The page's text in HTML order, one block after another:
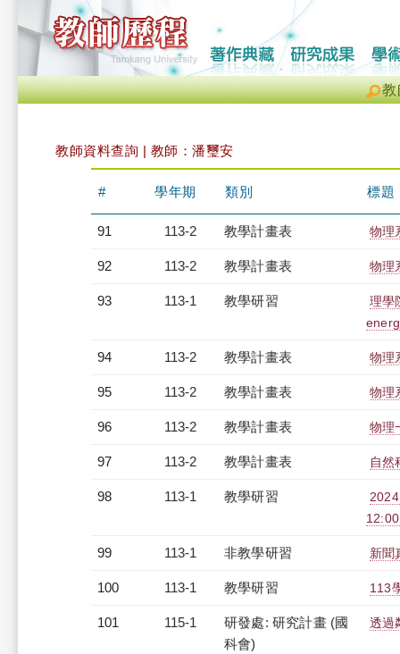
教
教師資料查詢 | 教師：潘璽安
# 學年期 類別 標題
91 113-2 教學計畫表 物理
92 113-2 教學計畫表 物理
93 113-1 教學研習
理學
94 113-2 教學計畫表 物理
95 113-2 教學計畫表 物理
96 113-2 教學計畫表 物理
97 113-2 教學計畫表 自然
98 113-1 教學研習
99 113-1 非教學研習 新聞
100 113-1 教學研習 113
101 115-1
研發處: 研究計畫 (國
科會)
透過